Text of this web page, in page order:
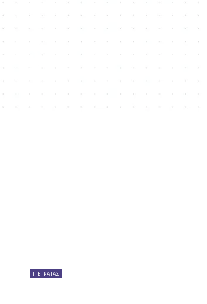
ΠΕΙΡΑΙΑΣ